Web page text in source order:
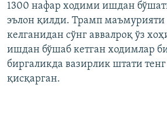
1300 нафар ходими ишдан
эълон қилди. Трамп маъмурияти
келганидан сўнг аввалроқ ўз
ишдан бўшаб кетган ходимлар
биргаликда вазирлик штати
қисқарган.